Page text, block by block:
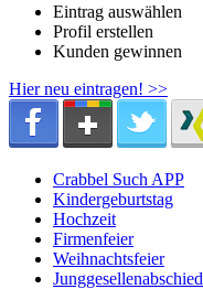
Eintrag auswählen
Profil erstellen
Kunden gewinnen
Hier neu eintragen! >>
Crabbel Such APP
Kindergeburtstag
Hochzeit
Firmenfeier
Weihnachtsfeier
Junggesellenabschied